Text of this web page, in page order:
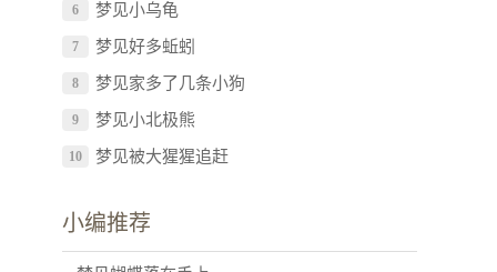
6 梦见小乌龟
7 梦见好多蚯蚓
8 梦见家多了几条小狗
9 梦见小北极熊
10 梦见被大猩猩追赶
小编推荐